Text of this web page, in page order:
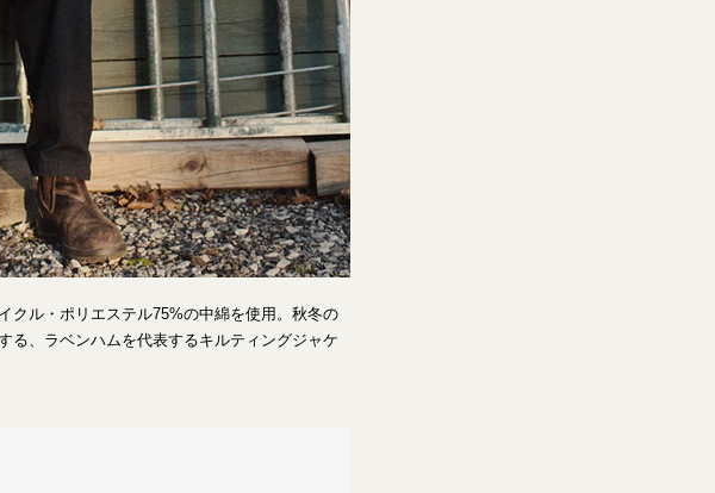
クル・ポリエステル75%の中綿を使用。秋冬の
る、ラベンハムを代表するキルティングジャケ